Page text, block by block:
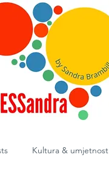
Kultura & umjetnost